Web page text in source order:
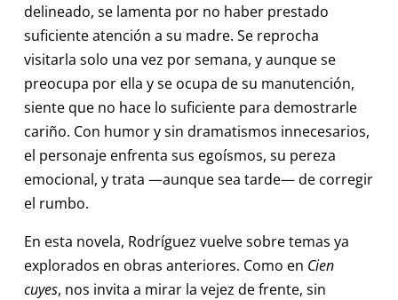
delineado, se lamenta por no haber prestado
suficiente atención a su madre. Se reprocha
visitarla solo una vez por semana, y aunque se
preocupa por ella y se ocupa de su manutención,
siente que no hace lo suficiente para demostrarle
cariño. Con humor y sin dramatismos innecesarios,
el personaje enfrenta sus egoísmos, su pereza
emocional, y trata —aunque sea tarde— de corregir
el rumbo.
En esta novela, Rodríguez vuelve sobre temas ya
explorados en obras anteriores. Como en Cien
cuyes, nos invita a mirar la vejez de frente, sin